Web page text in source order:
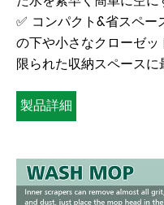
✅ コンパクト&省スペ
の下や小さなクローゼ
限られた収納スペースに
製品詳細